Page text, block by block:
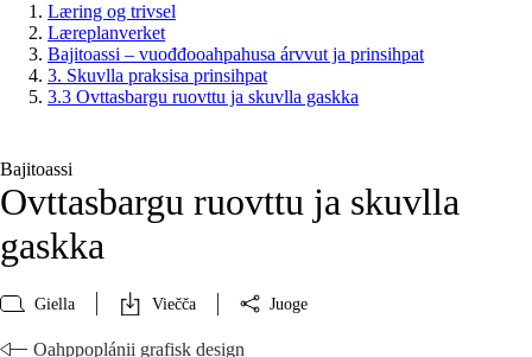
Læring og trivsel
Læreplanverket
Bajitoassi – vuođđooahpahusa árvvut ja prinsihpat
3. Skuvlla praksisa prinsihpat
3.3 Ovttasbargu ruovttu ja skuvlla gaskka
Bajitoassi
Ovttasbargu ruovttu ja skuvlla
gaskka
Giella Viečča Juoge
Oahppoplánii grafisk design